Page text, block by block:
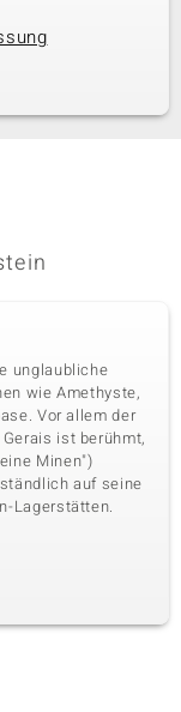
unglaubliche
wie Amethyste,
Vor allem der
ist berühmt,
Minen")
auf seine
Lagerstätten.